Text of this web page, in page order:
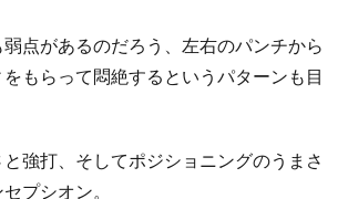
点があるのだろう、左右のパンチから
もらって悶絶するというパターンも目
強打、そしてポジショニングのうまさ
プシオン。